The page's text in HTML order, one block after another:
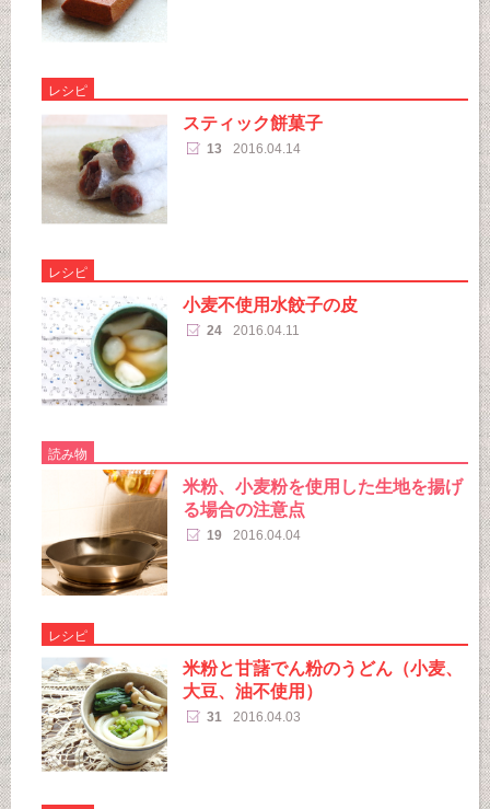
レシピ
スティック餅菓子
13 2016.04.14
レシピ
小麦不使用水餃子の皮
24 2016.04.11
読み物
米粉、小麦粉を使用した生地を揚げ
る場合の注意点
19 2016.04.04
レシピ
米粉と甘藷でん粉のうどん（小麦、
大豆、油不使用）
31 2016.04.03